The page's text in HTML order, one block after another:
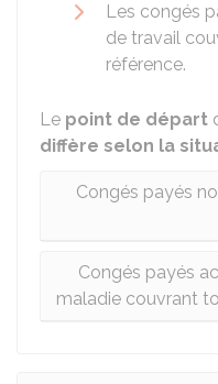
Les congés
de travail
référence.
Le point de départ
diffère selon la
Congés payés
Congés payés
maladie couvrant